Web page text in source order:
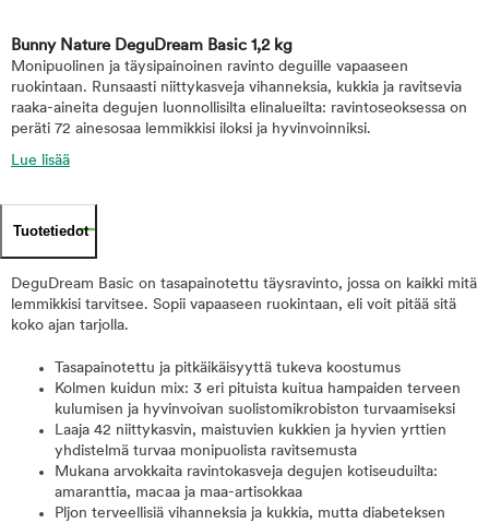
Bunny Nature DeguDream Basic 1,2 kg
Monipuolinen ja täysipainoinen ravinto deguille vapaaseen
ruokintaan. Runsaasti niittykasveja vihanneksia, kukkia ja ravitsevia
raaka-aineita degujen luonnollisilta elinalueilta: ravintoseoksessa on
peräti 72 ainesosaa lemmikkisi iloksi ja hyvinvoinniksi.
Lue lisää
Tuotetiedot
DeguDream Basic on tasapainotettu täysravinto, jossa on kaikki mitä
lemmikkisi tarvitsee. Sopii vapaaseen ruokintaan, eli voit pitää sitä
koko ajan tarjolla.
Tasapainotettu ja pitkäikäisyyttä tukeva koostumus
Kolmen kuidun mix: 3 eri pituista kuitua hampaiden terveen
kulumisen ja hyvinvoivan suolistomikrobiston turvaamiseksi
Laaja 42 niittykasvin, maistuvien kukkien ja hyvien yrttien
yhdistelmä turvaa monipuolista ravitsemusta
Mukana arvokkaita ravintokasveja degujen kotiseuduilta:
amaranttia, macaa ja maa-artisokkaa
Pljon terveellisiä vihanneksia ja kukkia, mutta diabeteksen